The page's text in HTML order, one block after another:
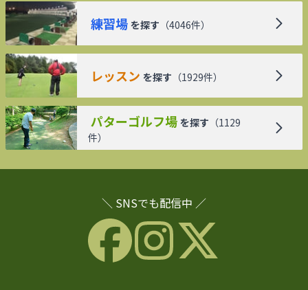
練習場 を探す （4046件）
レッスン を探す （1929件）
パターゴルフ場 を探す （1129
件）
＼ SNSでも配信中 ／